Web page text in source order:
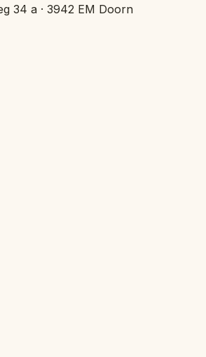
34 a · 3942 EM Doorn